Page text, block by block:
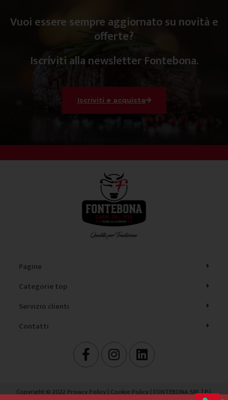
Vuoi essere sempre aggiornato su novità e
offerte?
Iscriviti alla newsletter Fontebona.
Iscriviti e acquista
Pagine
Categorie top
Servizio clienti
Contatti
F
a
c
e
I
n
s
t
L
i
n
k
Copyright © 2022Privacy Policy|Cookie Policy| FONTEBONA SRL | P.I.